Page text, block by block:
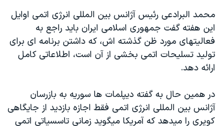
گالری عکس
آرشیو پخش زنده
اعتراضات زن، زندگی، آزادی
مجموعه مستندهای دادخواهی
تریبونال مردمی آبان ۹۸
دادگاه حمید نوری
قانون شفافیت دارائی کادر رهبری ایران
اعتراضات مردمی آبان ۹۸
محمد البرادعی رئيس آژانس بين المللی انرژی اتمی اوايل
اين هفته گفت جمهوری اسلامی ايران بايد راجع به
فعاليتهای مورد ظن گذشته اش، که داشتن برنامه ای برای
توليد تسليحات اتمی بخشی از آن است، اطلاعاتی کامل
ارائه دهد.
در همين حال به گفته ديپلمات ها سوريه به بازرسان
آژانس بين المللی انرژی اتمی فقط اجازه بازديد از جايگاهی
کويری را ميدهد که آمريکا ميگويد زمانی تاسسياتی اتمی